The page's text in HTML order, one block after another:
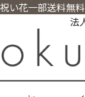
祝い花一部送料無料
法